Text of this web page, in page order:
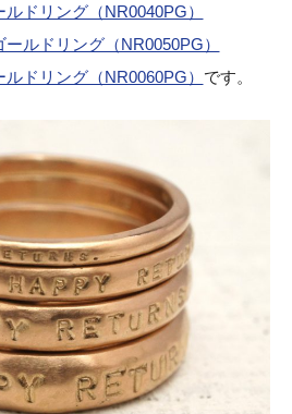
ドリング（NR0040PG）
ルドリング（NR0050PG）
ドリング（NR0060PG） です。